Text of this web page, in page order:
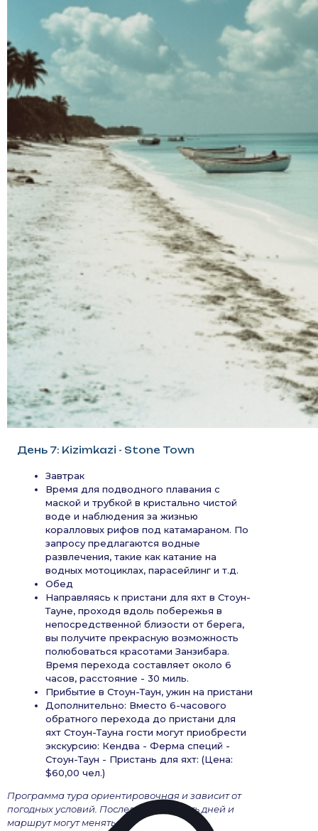
День 7: Kizimkazi - Stone Town
Завтрак
Время для подводного плавания с
маской и трубкой в кристально чистой
воде и наблюдения за жизнью
коралловых рифов под катамараном. По
запросу предлагаются водные
развлечения, такие как катание на
водных мотоциклах, парасейлинг и т.д.
Обед
Направляясь к пристани для яхт в Стоун-
Тауне, проходя вдоль побережья в
непосредственной близости от берега,
вы получите прекрасную возможность
полюбоваться красотами Занзибара.
Время перехода составляет около 6
часов, расстояние - 30 миль.
Прибытие в Стоун-Таун, ужин на пристани
Дополнительно: Вместо 6-часового
обратного перехода до пристани для
яхт Стоун-Тауна гости могут приобрести
экскурсию: Кендва - Ферма специй -
Стоун-Таун - Пристань для яхт: (Цена:
$60,00 чел.)
Программа тура ориентировочная и зависит от
погодных условий. Последовательность дней и
маршрут могут меняться.